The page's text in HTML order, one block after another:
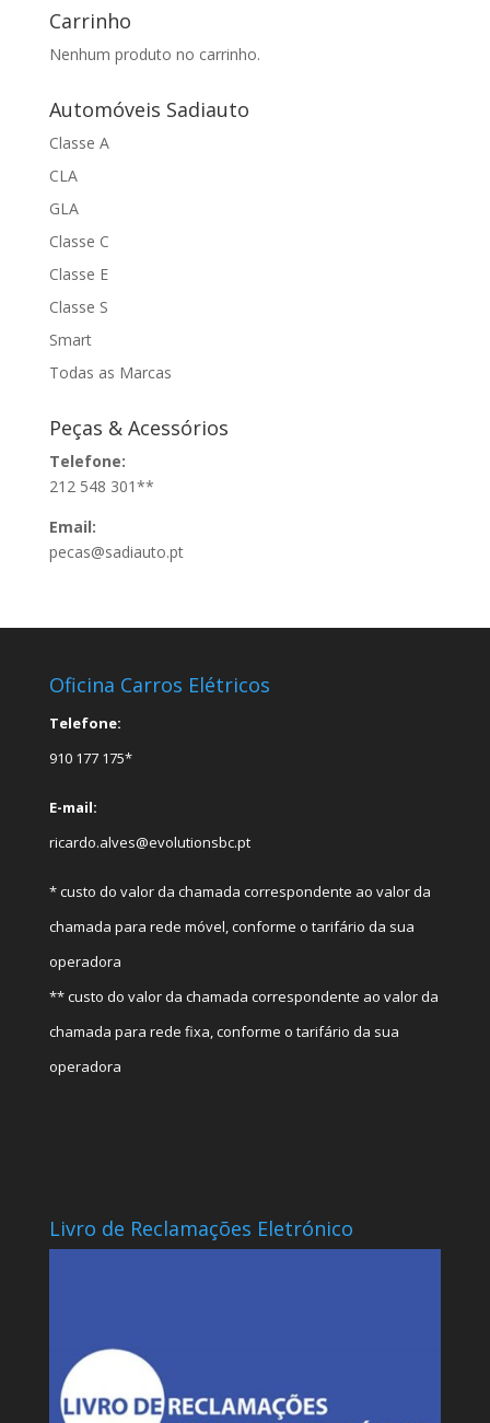
Carrinho
Nenhum produto no carrinho.
Automóveis Sadiauto
Classe A
CLA
GLA
Classe C
Classe E
Classe S
Smart
Todas as Marcas
Peças & Acessórios
Telefone:
212 548 301**
Email:
pecas@sadiauto.pt
Oficina Carros Elétricos
Telefone:
910 177 175*
E-mail:
ricardo.alves@evolutionsbc.pt
* custo do valor da chamada correspondente ao valor da
chamada para rede móvel, conforme o tarifário da sua
operadora
** custo do valor da chamada correspondente ao valor da
chamada para rede fixa, conforme o tarifário da sua
operadora
Livro de Reclamações Eletrónico